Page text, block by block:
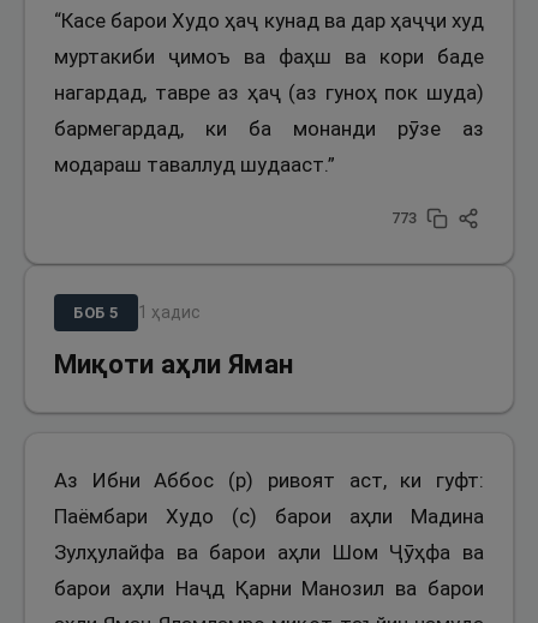
“Касе барои Худо ҳаҷ кунад ва дар ҳаҷҷи худ
муртакиби ҷимоъ ва фаҳш ва кори баде
нагардад, тавре аз ҳаҷ (аз гуноҳ пок шуда)
бармегардад, ки ба монанди рӯзе аз
модараш таваллуд шудааст.”
773
БОБ 5 1 ҳадис
Миқоти аҳли Яман
Аз Ибни Аббос (р) ривоят аст, ки гуфт:
Паёмбари Худо (с) барои аҳли Мадина
Зулҳулайфа ва барои аҳли Шом Ҷӯҳфа ва
барои аҳли Наҷд Қарни Манозил ва барои